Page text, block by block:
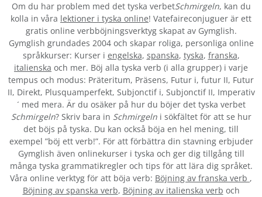
Om du har problem med det tyska verbetSchmirgeln, kan du
kolla in våra lektioner i tyska online! Vatefaireconjuguer är ett
gratis online verbböjningsverktyg skapat av Gymglish.
Gymglish grundades 2004 och skapar roliga, personliga online
språkkurser: Kurser i engelska, spanska, tyska, franska,
italienska och mer. Böj alla tyska verb (i alla grupper) i varje
tempus och modus: Präteritum, Präsens, Futur i, futur II, Futur
II, Direkt, Plusquamperfekt, Subjonctif i, Subjonctif II, Imperativ
´ med mera. Är du osäker på hur du böjer det tyska verbet
Schmirgeln? Skriv bara in Schmirgelni sökfältet för att se hur
det böjs på tyska. Du kan också böja en hel mening, till
exempel ”böj ett verb!”. För att förbättra din stavning erbjuder
Gymglish även onlinekurser i tyska och ger dig tillgång till
många tyska grammatikregler och tips för att lära dig språket.
Våra online verktyg för att böja verb: Böjning av franska verb ,
Böjning av spanska verb, Böjning av italienska verb och